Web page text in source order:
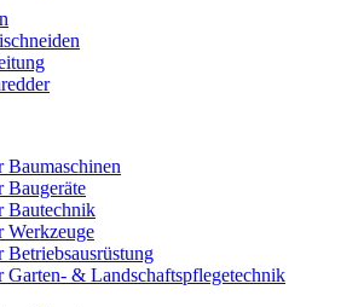
Baugeräte
Bautechnik
Werkzeuge
Garten- & Landschaftspflegetechnik